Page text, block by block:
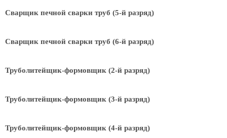
Сварщик печной сварки труб (5-й разряд)
Сварщик печной сварки труб (6-й разряд)
Труболитейщик-формовщик (2-й разряд)
Труболитейщик-формовщик (3-й разряд)
Труболитейщик-формовщик (4-й разряд)